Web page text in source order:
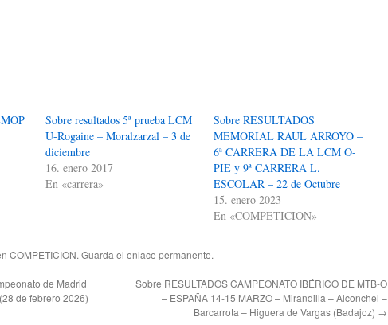
Sobre resultados 5ª prueba LCM
U-Rogaine – Moralzarzal – 3 de
diciembre
16. enero 2017
En «carrera»
Sobre RESULTADOS
MEMORIAL RAUL ARROYO –
6ª CARRERA DE LA LCM O-
PIE y 9ª CARRERA L.
ESCOLAR – 22 de Octubre
15. enero 2023
En «COMPETICION»
COMPETICION. Guarda el enlace permanente.
de Madrid
de febrero 2026)
Sobre RESULTADOS CAMPEONATO IBÉRICO DE MTB-O
– ESPAÑA 14-15 MARZO – Mirandilla – Alconchel –
Barcarrota – Higuera de Vargas (Badajoz) →